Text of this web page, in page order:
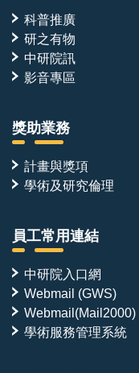
科普推廣
研之有物
中研院訊
影音專區
獎助業務
計畫與獎項
學術及研究倫理
員工常用連結
中研院入口網
Webmail (GWS)
Webmail(Mail2000)
學術服務管理系統